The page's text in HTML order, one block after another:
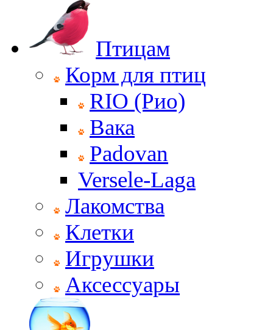
Птицам
Корм для птиц
RIO (Рио)
Вака
Padovan
Versele-Laga
Лакомства
Клетки
Игрушки
Аксессуары